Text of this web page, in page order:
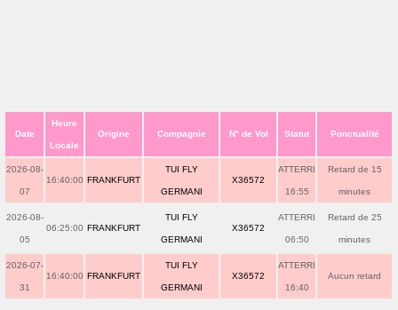
Date
Heure
Locale
Origine Compagnie N° de Vol Statut Ponctualité
2026-08-
07
16:40:00 FRANKFURT
TUI FLY
GERMANI
X36572
ATTERRI
16:55
Retard de 15
minutes
2026-08-
05
06:25:00 FRANKFURT
TUI FLY
GERMANI
X36572
ATTERRI
06:50
Retard de 25
minutes
2026-07-
31
16:40:00 FRANKFURT
TUI FLY
GERMANI
X36572
ATTERRI
16:40
Aucun retard